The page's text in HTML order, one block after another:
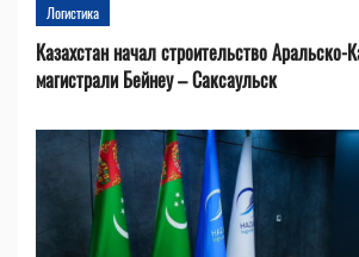
Логистика
Казахстан начал строительство Аральско-
магистрали Бейнеу – Саксаульск